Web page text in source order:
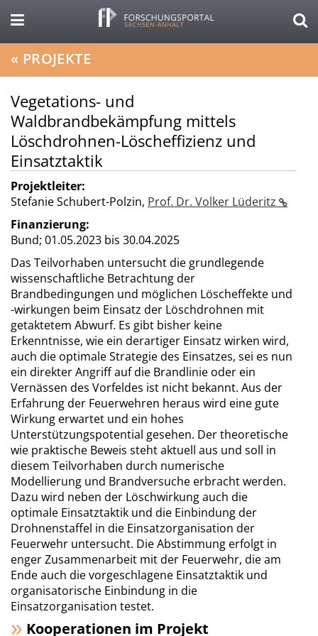
« PROJEKTE
Vegetations- und
Waldbrandbekämpfung mittels
Löschdrohnen-Löscheffizienz und
Einsatztaktik
Projektleiter:
Stefanie Schubert-Polzin, Prof. Dr. Volker Lüderitz
Finanzierung:
Bund; 01.05.2023 bis 30.04.2025
Das Teilvorhaben untersucht die grundlegende
wissenschaftliche Betrachtung der
Brandbedingungen und möglichen Löscheffekte und
-wirkungen beim Einsatz der Löschdrohnen mit
getaktetem Abwurf. Es gibt bisher keine
Erkenntnisse, wie ein derartiger Einsatz wirken wird,
auch die optimale Strategie des Einsatzes, sei es nun
ein direkter Angriff auf die Brandlinie oder ein
Vernässen des Vorfeldes ist nicht bekannt. Aus der
Erfahrung der Feuerwehren heraus wird eine gute
Wirkung erwartet und ein hohes
Unterstützungspotential gesehen. Der theoretische
wie praktische Beweis steht aktuell aus und soll in
diesem Teilvorhaben durch numerische
Modellierung und Brandversuche erbracht werden.
Dazu wird neben der Löschwirkung auch die
optimale Einsatztaktik und die Einbindung der
Drohnenstaffel in die Einsatzorganisation der
Feuerwehr untersucht. Die Abstimmung erfolgt in
enger Zusammenarbeit mit der Feuerwehr, die am
Ende auch die vorgeschlagene Einsatztaktik und
organisatorische Einbindung in die
Einsatzorganisation testet.
Kooperationen im Projekt